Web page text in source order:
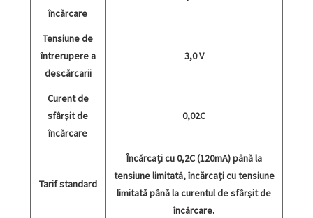
încărcare
Tensiune de
întrerupere a
descărcarii
3,0 V
Curent de
sfârșit de
încărcare
0,02C
Tarif standard
Încărcați cu 0,2C (120mA) până la
tensiune limitată, încărcați cu tensiune
limitată până la curentul de sfârșit de
încărcare.